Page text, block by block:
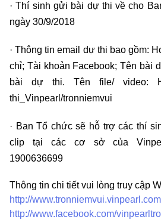
· Thí sinh gửi bài dự thi về cho
ngày 30/9/2018
· Thông tin email dự thi bao gồm:
chỉ; Tài khoản Facebook; Tên bài
bài dự thi. Tên file/ video:
thi_Vinpearl/tronniemvui
· Ban Tổ chức sẽ hỗ trợ các thí
clip tại các cơ sở của
1900636699
Thông tin chi tiết vui lòng truy cập
http://www.tronniemvui.vinpearl.com
http://www.facebook.com/